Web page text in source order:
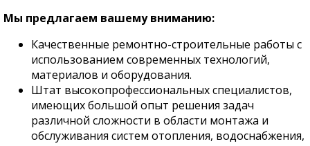
Мы предлагаем вашему вниманию:
Качественные ремонтно-строительные работы с
использованием современных технологий,
материалов и оборудования.
Штат высокопрофессиональных специалистов,
имеющих большой опыт решения задач
различной сложности в области монтажа и
обслуживания систем отопления, водоснабжения,